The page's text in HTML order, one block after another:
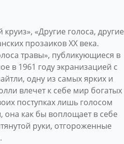
«Другие голоса, другие
прозаиков ХХ века.
травы», публикующиеся в
в 1961 году экранизацией с
одну из самых ярких и
влечет к себе мир богатых
поступках лишь голосом
как бы воплощает в себе
руки, отгороженные